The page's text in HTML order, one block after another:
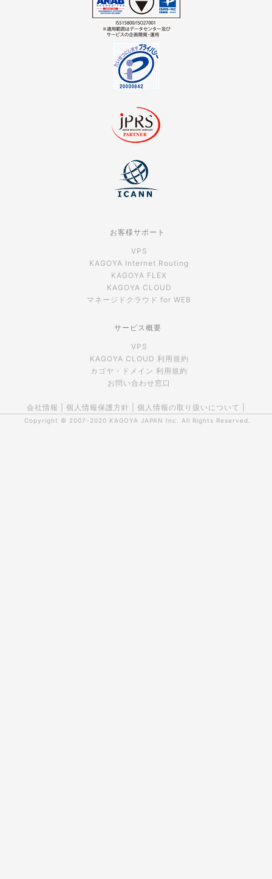
お客様サポート
VPS
KAGOYA Internet Routing
KAGOYA FLEX
KAGOYA CLOUD
マネージドクラウド for WEB
サービス概要
VPS
KAGOYA CLOUD 利用規約
カゴヤ・ドメイン 利用規約
お問い合わせ窓口
会社情報 個人情報保護方針 個人情報の取り扱いについて
Copyright © 2007-2020 KAGOYA JAPAN Inc. All Rights Reserved.